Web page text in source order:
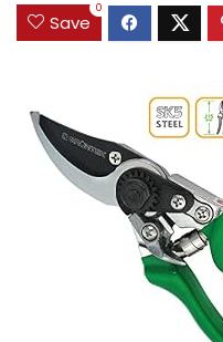
Save
0